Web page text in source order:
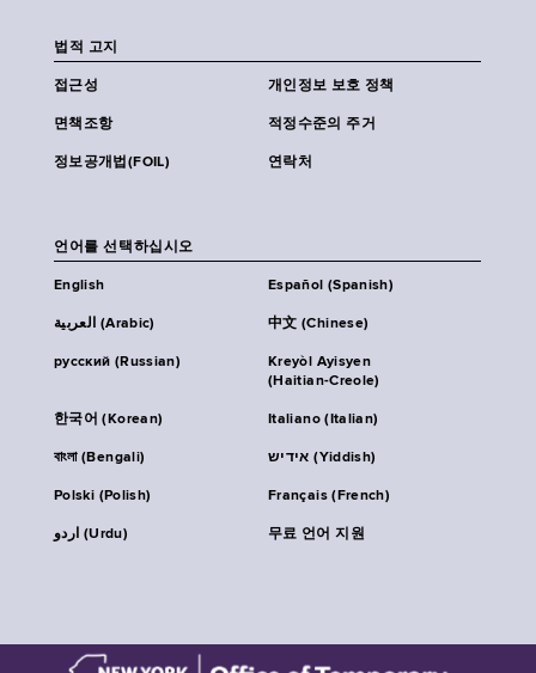
법적 고지
접근성 개인정보 보호 정책
면책조항 적정수준의 주거
정보공개법(FOIL) 연락처
언어를 선택하십시오
English Español (Spanish)
العربية (Arabic) 中文 (Chinese)
русский (Russian)
Kreyòl Ayisyen
(Haitian-Creole)
한국어 (Korean) Italiano (Italian)
বাংলা (Bengali) אידיש (Yiddish)
Polski (Polish) Français (French)
اردو (Urdu) 무료 언어 지원